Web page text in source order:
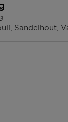
Sandelhout